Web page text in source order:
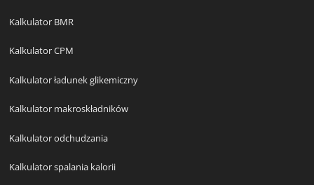
Kalkulator BMR
Kalkulator CPM
Kalkulator ładunek glikemiczny
Kalkulator makroskładników
Kalkulator odchudzania
Kalkulator spalania kalorii